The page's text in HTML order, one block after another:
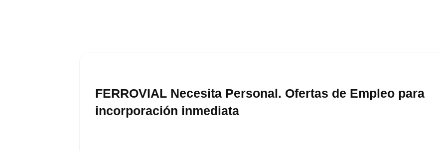
FERROVIAL Necesita Personal. Ofertas de Empleo para
incorporación inmediata